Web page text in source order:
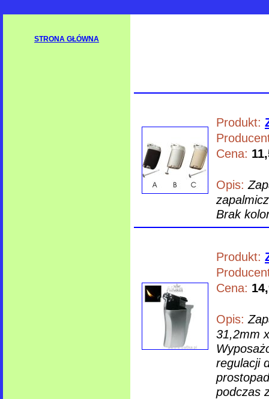
STRONA GŁÓWNA
Produkt:
Cena:
Opis:
Brak
Produkt:
Cena:
Opis:
31,2mm
regulacji
podczas